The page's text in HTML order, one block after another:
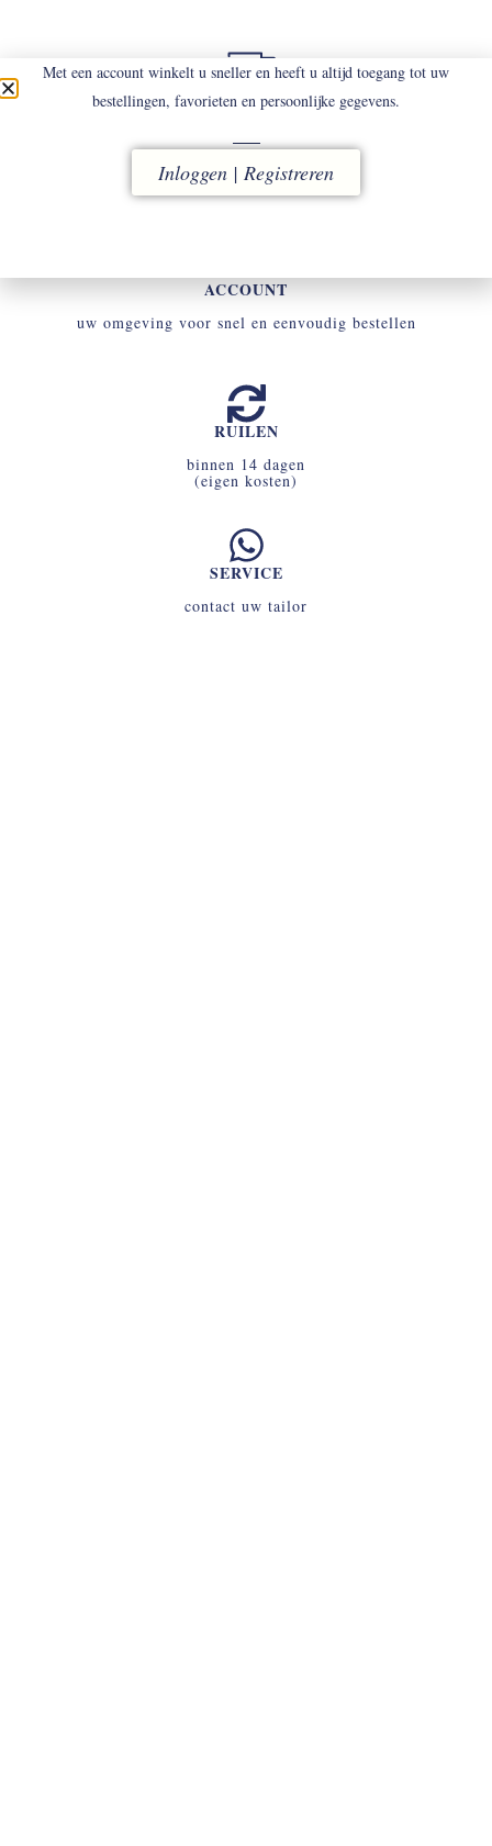
LEVERING
vóór 16.00 uur besteld, direct verzonden
ACCOUNT
uw omgeving voor snel en eenvoudig bestellen
RUILEN
binnen 14 dagen
(eigen kosten)
SERVICE
contact uw tailor
Met een account winkelt u sneller en heeft u altijd toegang tot uw
bestellingen, favorieten en persoonlijke gegevens.
Inloggen | Registreren